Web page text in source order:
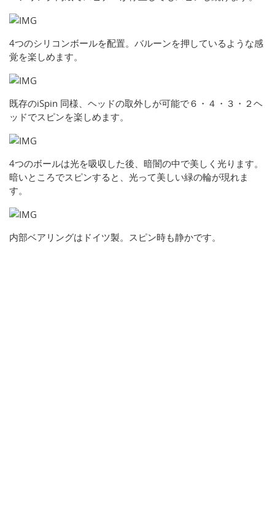
4つのシリコンボールを配置。バルーンを押しているような感
覚を楽しめます。
既存のiSpin 同様、ヘッドの取外しが可能で６・４・３・２ヘ
ッドでスピンを楽しめます。
4つのボールは光を吸収した後、暗闇の中で美しく光ります。
暗いところでスピンすると、光って美しい緑の輪が現れま
す。
内部ベアリングはドイツ製。スピン時も静かです。